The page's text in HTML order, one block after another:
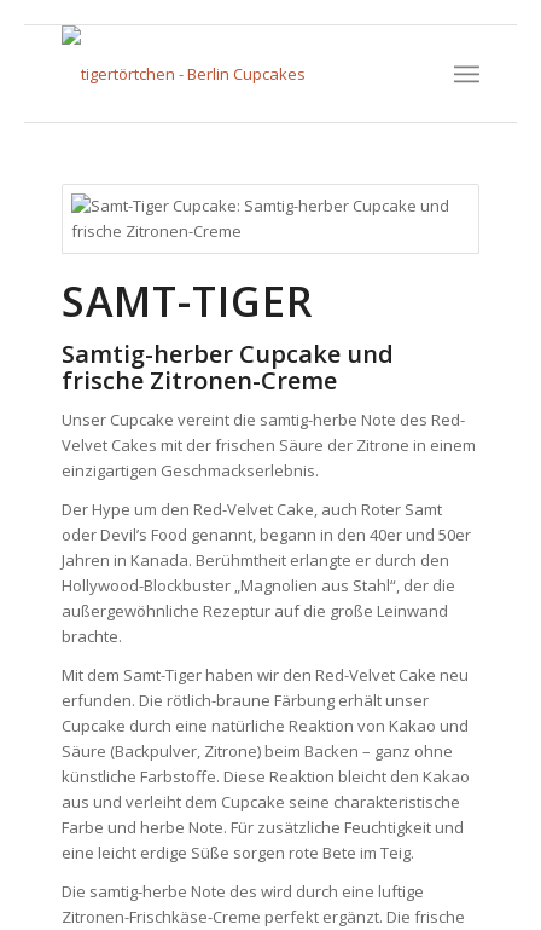
SAMT-TIGER
Samtig-herber Cupcake und
frische Zitronen-Creme
Unser Cupcake vereint die samtig-herbe Note des Red-
Velvet Cakes mit der frischen Säure der Zitrone in einem
einzigartigen Geschmackserlebnis.
Der Hype um den Red-Velvet Cake, auch Roter Samt
oder Devil’s Food genannt, begann in den 40er und 50er
Jahren in Kanada. Berühmtheit erlangte er durch den
Hollywood-Blockbuster „Magnolien aus Stahl“, der die
außergewöhnliche Rezeptur auf die große Leinwand
brachte.
Mit dem Samt-Tiger haben wir den Red-Velvet Cake neu
erfunden. Die rötlich-braune Färbung erhält unser
Cupcake durch eine natürliche Reaktion von Kakao und
Säure (Backpulver, Zitrone) beim Backen – ganz ohne
künstliche Farbstoffe. Diese Reaktion bleicht den Kakao
aus und verleiht dem Cupcake seine charakteristische
Farbe und herbe Note. Für zusätzliche Feuchtigkeit und
eine leicht erdige Süße sorgen rote Bete im Teig.
Die samtig-herbe Note des wird durch eine luftige
Zitronen-Frischkäse-Creme perfekt ergänzt. Die frische